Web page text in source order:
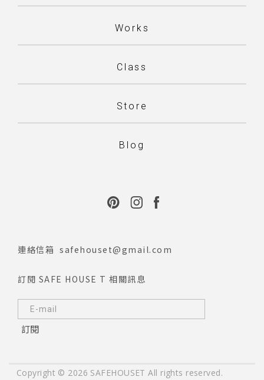
Works
Class
Store
Blog
連絡信箱 safehouset@gmail.com
訂閱 SAFE HOUSE T 相關訊息
訂閱
Copyright © 2026 SAFEHOUSET All rights reserved.